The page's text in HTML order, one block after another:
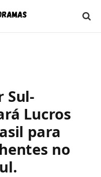
Sul-
Lucros
para
no